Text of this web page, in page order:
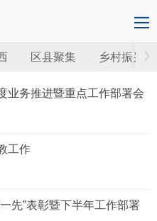
区县聚集 乡村振兴
业务推进暨重点工作部署会
工作
先”表彰暨下半年工作部署